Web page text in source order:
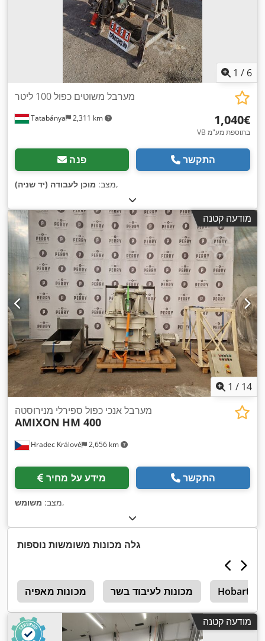
1 / 6
Tatabánya 2,311 km
מערבל משוטים כפול 100 ליטר
‏1,040 ‏€
VB בתוספת מע"מ
פנה התקשר
מצב: מוכן לעבודה (יד שניה) ,
מודעה קטנה
1 / 14
Hradec Králové 2,656 km
מערבל אנכי כפול ספירלי מנירוסטה
AMIXON HM 400
מידע על מחיר התקשר
מצב: משומש ,
גלה מכונות משומשות נוספות
מכונות מאפיה מכונות לעיבוד בשר Hobart
מודעה קטנה